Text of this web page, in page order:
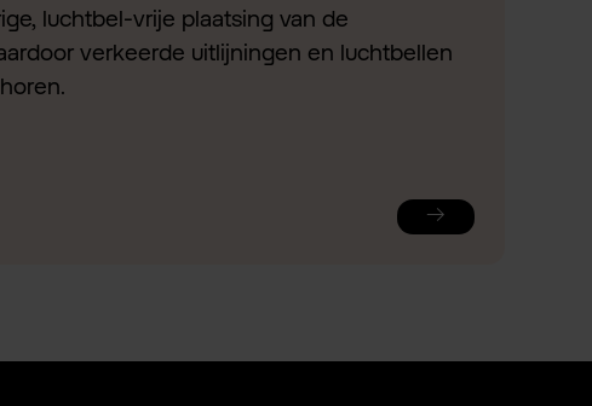
luchtbel-vrije plaatsing van de
verkeerde uitlijningen en luchtbellen